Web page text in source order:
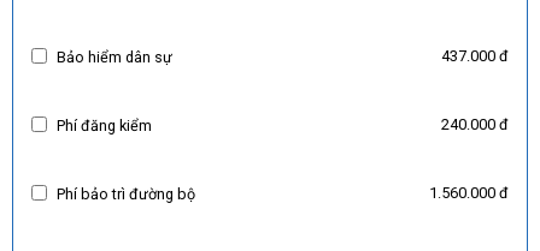
Bảo hiểm dân sự 437.000 đ
Phí đăng kiểm 240.000 đ
Phí bảo trì đường bộ 1.560.000 đ